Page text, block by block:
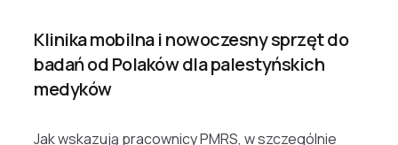
Klinika mobilna i nowoczesny sprzęt do
badań od Polaków dla palestyńskich
medyków
Jak wskazują pracownicy PMRS, w szczególnie